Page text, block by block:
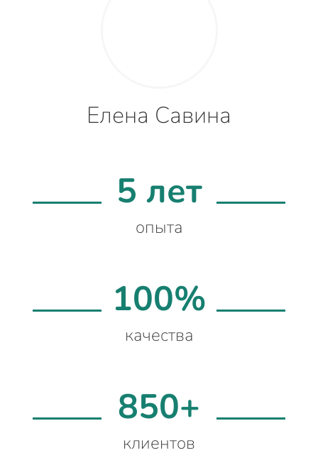
Елена Савина
5 лет
опыта
100%
качества
850+
клиентов